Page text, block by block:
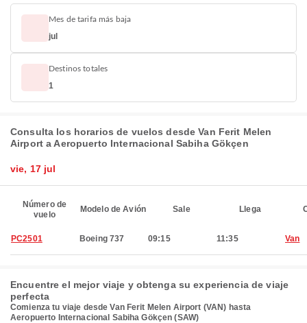
Mes de tarifa más baja
jul
Destinos totales
1
Consulta los horarios de vuelos desde Van Ferit Melen
Airport a Aeropuerto Internacional Sabiha Gökçen
vie, 17 jul
Número de
vuelo
Modelo de Avión Sale Llega
PC2501 Boeing 737 09:15 11:35 Van
Encuentre el mejor viaje y obtenga su experiencia de viaje
perfecta
Comienza tu viaje desde Van Ferit Melen Airport (VAN) hasta
Aeropuerto Internacional Sabiha Gökçen (SAW)